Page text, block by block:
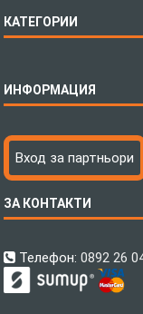
КАТЕГОРИИ
Бебешки спални
Тениски с
Хавлиени кърпи
Пончо за водни
Микрофибърни
Детски пончота
Тениски
ИНФОРМАЦИЯ
Технология на
Файлове за печат
Как да поръчам?
С какво сме
Контакти
Общи Условия
Вход за партньори
ЗА КОНТАКТИ
Телефон:0892 26